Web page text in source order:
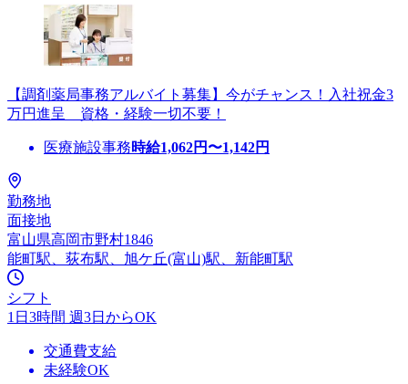
【調剤薬局事務アルバイト募集】今がチャンス！入社祝金3
万円進呈 資格・経験一切不要！
医療施設事務時給1,062円〜1,142円
勤務地
面接地
富山県高岡市野村1846
能町駅、荻布駅、旭ケ丘(富山)駅、新能町駅
シフト
1日3時間 週3日からOK
交通費支給
未経験OK